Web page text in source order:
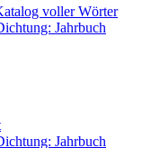
voller Wörter
Jahrbuch
Jahrbuch